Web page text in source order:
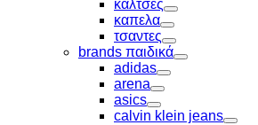
καλτσες
Toggle
καπελα
Toggle
τσαντες
Toggle
brands παιδικά
Toggle
adidas
Toggle
arena
Toggle
asics
Toggle
calvin klein jeans